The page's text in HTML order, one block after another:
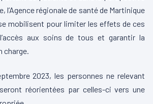
l’Agence régionale de santé de Martinique
mobilisent pour limiter les effets de ces
aux soins de tous et garantir la
charge.
2023, les personnes ne relevant
réorientées par celles-ci vers une